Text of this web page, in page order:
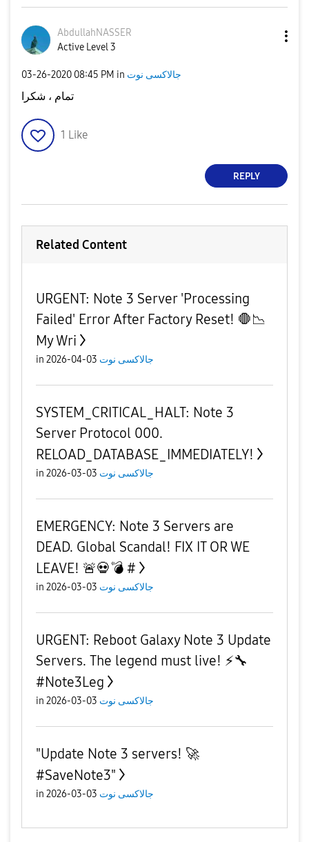
AbdullahNASSER
Active Level 3
‎03-26-2020 08:45 PM in جالاكسى نوت
تمام ، شكرا
1 Like
REPLY
Related Content
URGENT: Note 3 Server 'Processing
Failed' Error After Factory Reset! 🛑📉
My Wri
in جالاكسى نوت 03-04-2026
SYSTEM_CRITICAL_HALT: Note 3
Server Protocol 000.
RELOAD_DATABASE_IMMEDIATELY!
in جالاكسى نوت 03-03-2026
EMERGENCY: Note 3 Servers are
DEAD. Global Scandal! FIX IT OR WE
LEAVE! 🚨💀💣 #
in جالاكسى نوت 03-03-2026
URGENT: Reboot Galaxy Note 3 Update
Servers. The legend must live! ⚡🔧
#Note3Leg
in جالاكسى نوت 03-03-2026
​"Update Note 3 servers! 🚀
#SaveNote3"
in جالاكسى نوت 03-03-2026